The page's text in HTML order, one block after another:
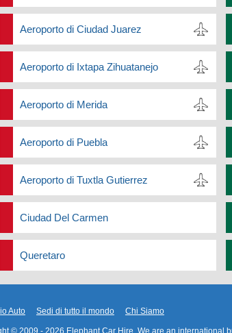
Aeroporto di Ciudad Juarez
Aeroporto di Ixtapa Zihuatanejo
Aeroporto di Merida
Aeroporto di Puebla
Aeroporto di Tuxtla Gutierrez
Ciudad Del Carmen
Queretaro
Auto Sedi di tutto il mondo Chi Siamo
© 2009 - 2026 Elephant Car Hire . We are an international